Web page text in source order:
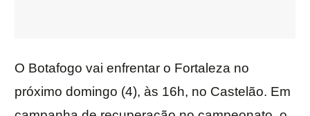
O Botafogo vai enfrentar o Fortaleza no
próximo domingo (4), às 16h, no Castelão. Em